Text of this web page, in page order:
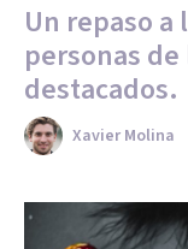
Un repaso a
personas de
destacados.
Xavier Molina